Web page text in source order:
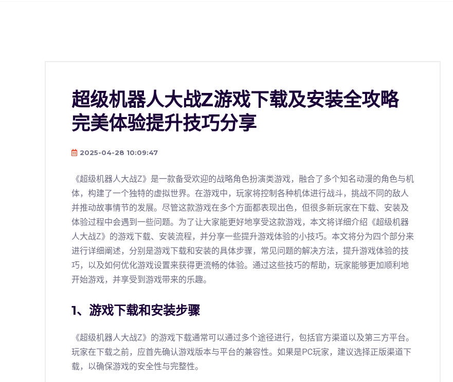
超级机器人大战Z游戏下载及安装全攻略
完美体验提升技巧分享
2025-04-28 10:09:47
《超级机器人大战Z》是一款备受欢迎的战略角色扮演类游戏，融合了多个知名动漫的角色与机
体，构建了一个独特的虚拟世界。在游戏中，玩家将控制各种机体进行战斗，挑战不同的敌人
并推动故事情节的发展。尽管这款游戏在多个方面都表现出色，但很多新玩家在下载、安装及
体验过程中会遇到一些问题。为了让大家能更好地享受这款游戏，本文将详细介绍《超级机器
人大战Z》的游戏下载、安装流程，并分享一些提升游戏体验的小技巧。本文将分为四个部分来
进行详细阐述，分别是游戏下载和安装的具体步骤，常见问题的解决方法，提升游戏体验的技
巧，以及如何优化游戏设置来获得更流畅的体验。通过这些技巧的帮助，玩家能够更加顺利地
开始游戏，并享受到游戏带来的乐趣。
1、游戏下载和安装步骤
《超级机器人大战Z》的游戏下载通常可以通过多个途径进行，包括官方渠道以及第三方平台。
玩家在下载之前，应首先确认游戏版本与平台的兼容性。如果是PC玩家，建议选择正版渠道下
载，以确保游戏的安全性与完整性。